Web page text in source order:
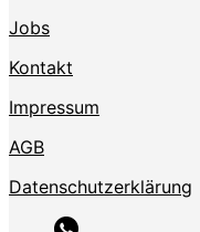
Jobs
Kontakt
Impressum
AGB
Datenschutzerklärung